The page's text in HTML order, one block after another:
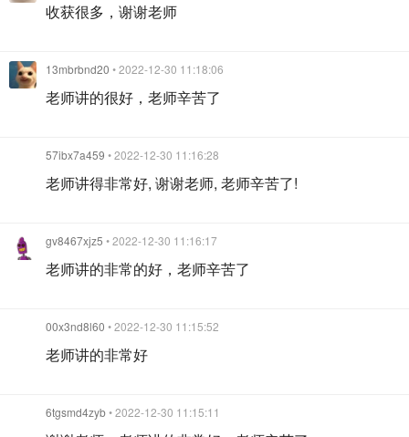
收获很多，谢谢老师
13mbrbnd20 • 2022-12-30 11:18:06
老师讲的很好，老师辛苦了
57ibx7a459 • 2022-12-30 11:16:28
老师讲得非常好, 谢谢老师, 老师辛苦了!
gv8467xjz5 • 2022-12-30 11:16:17
老师讲的非常的好，老师辛苦了
00x3nd8l60 • 2022-12-30 11:15:52
老师讲的非常好
6tgsmd4zyb• 2022-12-30 11:15:11